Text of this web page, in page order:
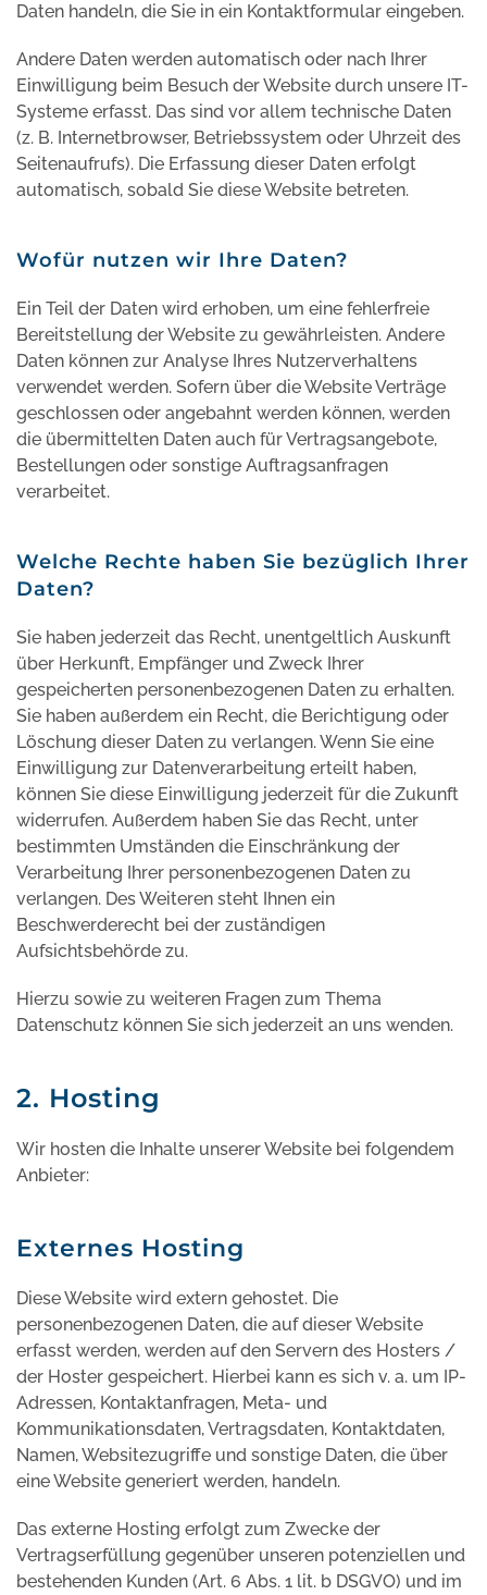
Daten handeln, die Sie in ein Kontaktformular eingeben.
Andere Daten werden automatisch oder nach Ihrer
Einwilligung beim Besuch der Website durch unsere IT-
Systeme erfasst. Das sind vor allem technische Daten
(z. B. Internetbrowser, Betriebssystem oder Uhrzeit des
Seitenaufrufs). Die Erfassung dieser Daten erfolgt
automatisch, sobald Sie diese Website betreten.
Wofür nutzen wir Ihre Daten?
Ein Teil der Daten wird erhoben, um eine fehlerfreie
Bereitstellung der Website zu gewährleisten. Andere
Daten können zur Analyse Ihres Nutzerverhaltens
verwendet werden. Sofern über die Website Verträge
geschlossen oder angebahnt werden können, werden
die übermittelten Daten auch für Vertragsangebote,
Bestellungen oder sonstige Auftragsanfragen
verarbeitet.
Welche Rechte haben Sie bezüglich Ihrer
Daten?
Sie haben jederzeit das Recht, unentgeltlich Auskunft
über Herkunft, Empfänger und Zweck Ihrer
gespeicherten personenbezogenen Daten zu erhalten.
Sie haben außerdem ein Recht, die Berichtigung oder
Löschung dieser Daten zu verlangen. Wenn Sie eine
Einwilligung zur Datenverarbeitung erteilt haben,
können Sie diese Einwilligung jederzeit für die Zukunft
widerrufen. Außerdem haben Sie das Recht, unter
bestimmten Umständen die Einschränkung der
Verarbeitung Ihrer personenbezogenen Daten zu
verlangen. Des Weiteren steht Ihnen ein
Beschwerderecht bei der zuständigen
Aufsichtsbehörde zu.
Hierzu sowie zu weiteren Fragen zum Thema
Datenschutz können Sie sich jederzeit an uns wenden.
2. Hosting
Wir hosten die Inhalte unserer Website bei folgendem
Anbieter:
Externes Hosting
Diese Website wird extern gehostet. Die
personenbezogenen Daten, die auf dieser Website
erfasst werden, werden auf den Servern des Hosters /
der Hoster gespeichert. Hierbei kann es sich v. a. um IP-
Adressen, Kontaktanfragen, Meta- und
Kommunikationsdaten, Vertragsdaten, Kontaktdaten,
Namen, Websitezugriffe und sonstige Daten, die über
eine Website generiert werden, handeln.
Das externe Hosting erfolgt zum Zwecke der
Vertragserfüllung gegenüber unseren potenziellen und
bestehenden Kunden (Art. 6 Abs. 1 lit. b DSGVO) und im